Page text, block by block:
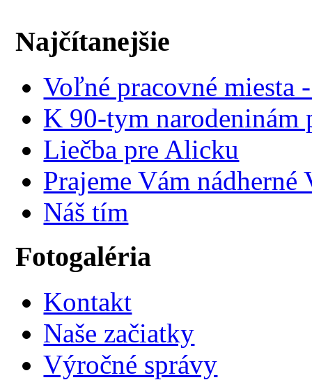
Najčítanejšie
Voľné pracovné miesta
K 90-tym narodeninám
Liečba pre Alicku
Prajeme Vám
Náš tím
Fotogaléria
Kontakt
Naše začiatky
Výročné správy